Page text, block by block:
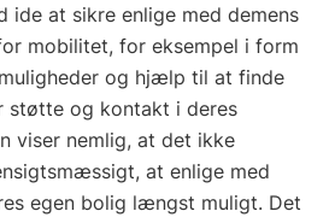
at sikre enlige med demens
mobilitet, for eksempel i form
og hjælp til at finde
støtte og kontakt i deres
viser nemlig, at det ikke
at enlige med
egen bolig længst muligt. Det